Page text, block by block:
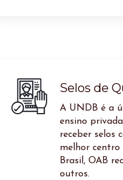
Selos de
A UNDB é a
ensino
receber selos
melhor
Brasil, OAB
outros.